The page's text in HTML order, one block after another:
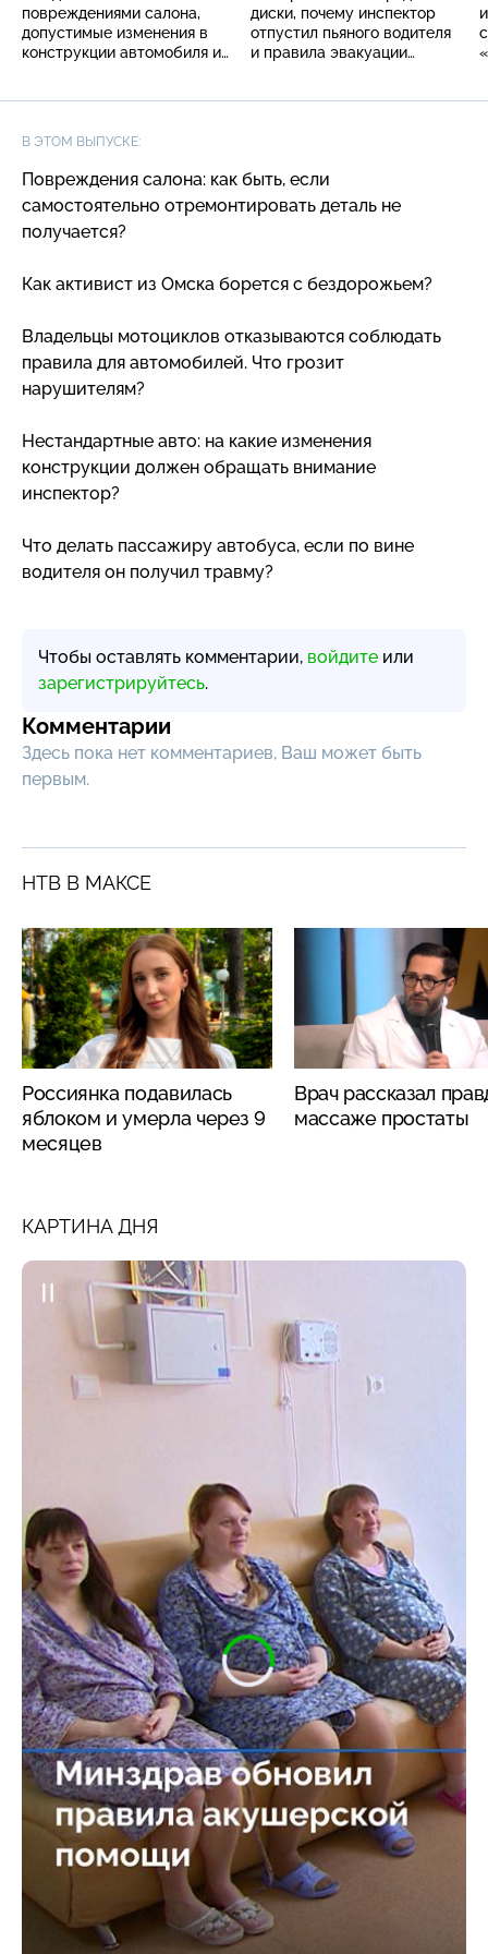
повреждениями салона,
допустимые изменения в
конструкции автомобиля и
диски, почему инспектор
отпустил пьяного водителя
и правила эвакуации
В ЭТОМ ВЫПУСКЕ:
Повреждения салона: как быть, если
самостоятельно отремонтировать деталь не
получается?
Как активист из Омска борется с бездорожьем?
Владельцы мотоциклов отказываются соблюдать
правила для автомобилей. Что грозит
нарушителям?
Нестандартные авто: на какие изменения
конструкции должен обращать внимание
инспектор?
Что делать пассажиру автобуса, если по вине
водителя он получил травму?
Чтобы оставлять комментарии, войдите или
зарегистрируйтесь.
Комментарии
Здесь пока нет комментариев, Ваш может быть
первым.
НТВ В МАКСЕ
Россиянка подавилась
яблоком и умерла через 9
месяцев
Врач рассказал
массаже простаты
КАРТИНА ДНЯ